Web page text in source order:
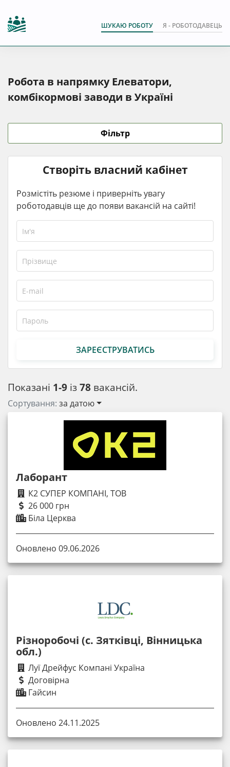
ШУКАЮ РОБОТУ Я - РОБОТОДАВЕЦЬ
Робота в напрямку Елеватори,
комбікормові заводи в Україні
Показані 1-9 із78 вакансій.
Сортування: за датою
Лаборант
К2 СУПЕР КОМПАНІ, ТОВ
26 000 грн
Біла Церква
Оновлено 09.06.2026
Різноробочі (с. Зятківці, Вінницька
обл.)
Луї Дрейфус Компані Україна
Договірна
Гайсин
Оновлено 24.11.2025
Фільтр
Створіть власний кабінет
Розмістіть резюме і приверніть увагу
роботодавців ще до появи вакансій на сайті!
ЗАРЕЄСТРУВАТИСЬ